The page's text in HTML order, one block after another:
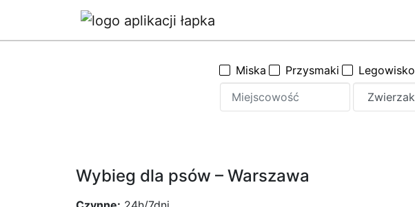
Miska Przysmaki Legowisko
Wybieg dla psów – Warszawa